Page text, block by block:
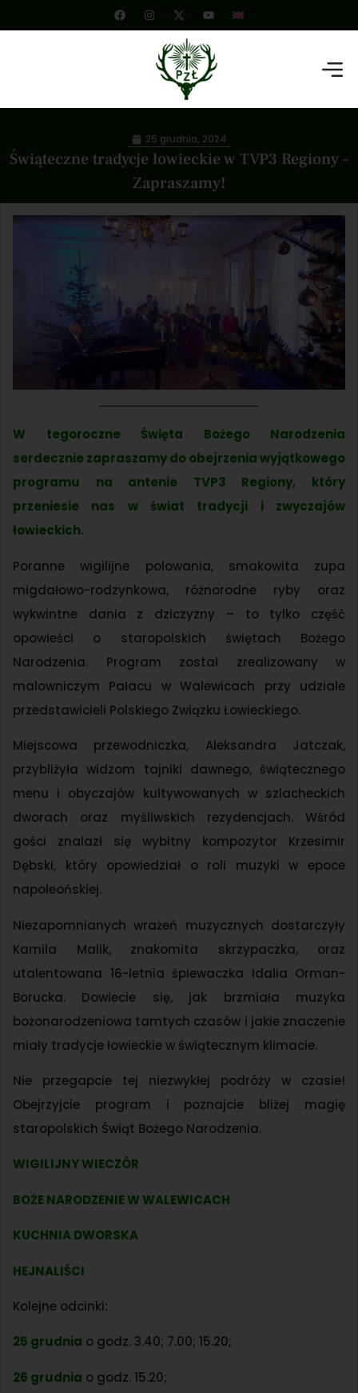
Świąteczne tradycje łowieckie w TVP3 Regiony –
Zapraszamy!
25 grudnia, 2024
W tegoroczne Święta Bożego Narodzenia
serdecznie zapraszamy do obejrzenia wyjątkowego
programu na antenie TVP3 Regiony, który
przeniesie nas w świat tradycji i zwyczajów
łowieckich.
Poranne wigilijne polowania, smakowita zupa
migdałowo-rodzynkowa, różnorodne ryby oraz
wykwintne dania z dziczyzny – to tylko część
opowieści o staropolskich świętach Bożego
Narodzenia. Program został zrealizowany w
malowniczym Pałacu w Walewicach przy udziale
przedstawicieli Polskiego Związku Łowieckiego.
Miejscowa przewodniczka, Aleksandra Jatczak,
przybliżyła widzom tajniki dawnego, świątecznego
menu i obyczajów kultywowanych w szlacheckich
dworach oraz myśliwskich rezydencjach. Wśród
gości znalazł się wybitny kompozytor Krzesimir
Dębski, który opowiedział o roli muzyki w epoce
napoleońskiej.
Niezapomnianych wrażeń muzycznych dostarczyły
Kamila Malik, znakomita skrzypaczka, oraz
utalentowana 16-letnia śpiewaczka Idalia Orman-
Borucka. Dowiecie się, jak brzmiała muzyka
bożonarodzeniowa tamtych czasów i jakie znaczenie
miały tradycje łowieckie w świątecznym klimacie.
Nie przegapcie tej niezwykłej podróży w czasie!
Obejrzyjcie program i poznajcie bliżej magię
staropolskich Świąt Bożego Narodzenia.
WIGILIJNY WIECZÓR
BOŻE NARODZENIE W WALEWICACH
KUCHNIA DWORSKA
HEJNALIŚCI
Kolejne odcinki:
25 grudnia o godz. 3.40; 7.00; 15.20;
26 grudnia o godz. 15.20;